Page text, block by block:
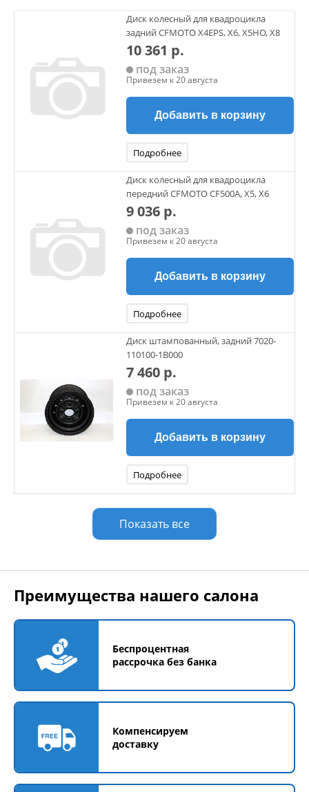
повреждениям. Установка данного диска обеспечит более
стабильное и комфортное движение, а также повысит
общую проходимость вашего автомобиля. Этот диск
станет отличным дополнением вашего квадроцикла и
поможет раскрыть его потенциал на новой высоте. Перед
покупкой рекомендуется уточнять характеристики
Диск колесный для квадроцикла
задний CFMOTO X4EPS, X6, X5HO, X8
10 361 р.
под заказ
Привезем к 20 августа
Добавить в корзину
Подробнее
Диск колесный для квадроцикла
передний CFMOTO CF500A, X5, X6
9 036 р.
под заказ
Привезем к 20 августа
Добавить в корзину
Подробнее
Диск штампованный, задний 7020-
110100-1B000
7 460 р.
под заказ
Привезем к 20 августа
Добавить в корзину
Подробнее
Показать все
Преимущества нашего салона
Беспроцентная
рассрочка без банка
Компенсируем
доставку